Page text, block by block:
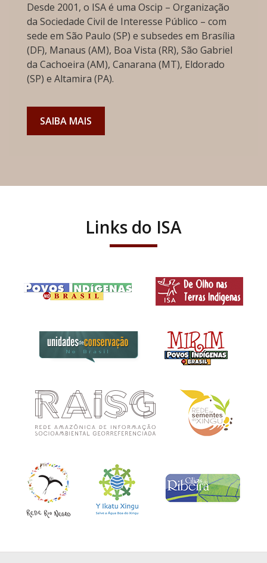
Desde 2001, o ISA é uma Oscip – Organização
da Sociedade Civil de Interesse Público – com
sede em São Paulo (SP) e subsedes em Brasília
(DF), Manaus (AM), Boa Vista (RR), São Gabriel
da Cachoeira (AM), Canarana (MT), Eldorado
(SP) e Altamira (PA).
SAIBA MAIS
Links do ISA